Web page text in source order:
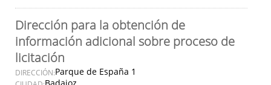
Dirección para la obtención de
información adicional sobre proceso de
licitación
DIRECCIÓN:Parque de España 1